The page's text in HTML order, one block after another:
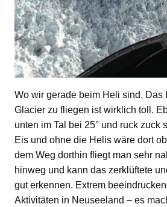
Wo wir gerade beim Heli sind. Das
Glacier zu fliegen ist wirklich toll.
unten im Tal bei 25° und ruck zuck
Eis und ohne die Helis wäre dort
dem Weg dorthin fliegt man sehr
hinweg und kann das zerklüftete
gut erkennen. Extrem
Aktivitäten in Neuseeland – es